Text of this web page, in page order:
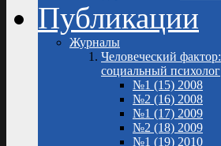
Публикации
Журналы
Человеческий фактор:
социальный психолог
№1 (15) 2008
№2 (16) 2008
№1 (17) 2009
№2 (18) 2009
№1 (19) 2010